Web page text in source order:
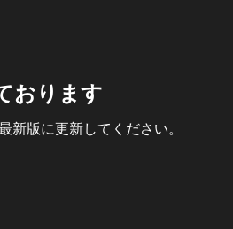
おります
版に更新してください。